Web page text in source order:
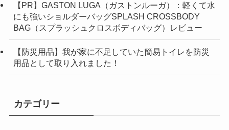
【PR】GASTON LUGA（ガストンルーガ）：軽くて水
にも強いショルダーバッグSPLASH CROSSBODY
BAG（スプラッシュクロスボディバッグ）レビュー
【防災用品】我が家に不足していた簡易トイレを防災
用品として取り入れました！
カテゴリー